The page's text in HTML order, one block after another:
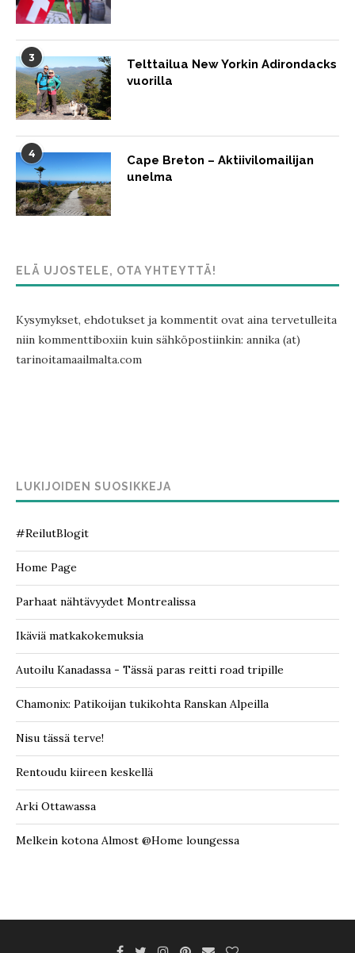
3
Telttailua New Yorkin Adirondacks
vuorilla
4
Cape Breton – Aktiivilomailijan
unelma
ELÄ UJOSTELE, OTA YHTEYTTÄ!
Kysymykset, ehdotukset ja kommentit ovat aina tervetulleita
niin kommenttiboxiin kuin sähköpostiinkin: annika (at)
tarinoitamaailmalta.com
LUKIJOIDEN SUOSIKKEJA
#ReilutBlogit
Home Page
Parhaat nähtävyydet Montrealissa
Ikäviä matkakokemuksia
Autoilu Kanadassa - Tässä paras reitti road tripille
Chamonix: Patikoijan tukikohta Ranskan Alpeilla
Nisu tässä terve!
Rentoudu kiireen keskellä
Arki Ottawassa
Melkein kotona Almost @Home loungessa